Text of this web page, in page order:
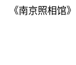
《南京照相馆